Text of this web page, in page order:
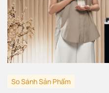
So Sánh Sản Phẩm